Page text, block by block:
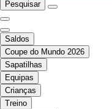
Pesquisar
Saldos
Coupe do Mundo 2026
Sapatilhas
Equipas
Crianças
Treino